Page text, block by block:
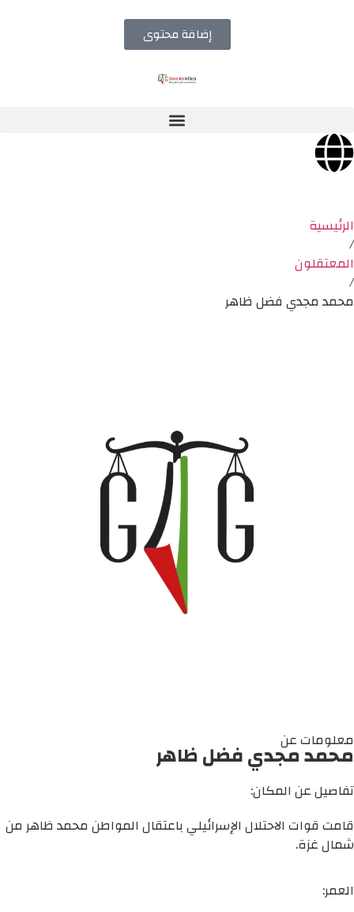
إضافة محتوى
الرئيسية
/
المعتقلون
/
محمد مجدي فضل ظاهر
معلومات عن
محمد مجدي فضل ظاهر
تفاصيل عن المكان:
قامت قوات الاحتلال الإسرائيلي باعتقال المواطن محمد ظاهر من
شمال غزة.
العمر: